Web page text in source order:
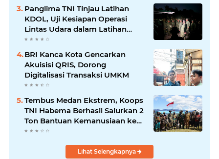
Panglima TNI Tinjau Latihan
KDOL, Uji Kesiapan Operasi
Lintas Udara dalam Latihan
Terintegrasi TNI 2026
BRI Kanca Kota Gencarkan
Akuisisi QRIS, Dorong
Digitalisasi Transaksi UMKM
Tembus Medan Ekstrem, Koops
TNI Habema Berhasil Salurkan 2
Ton Bantuan Kemanusiaan ke
Tiga Distrik di Kabupaten
Lihat Selengkapnya